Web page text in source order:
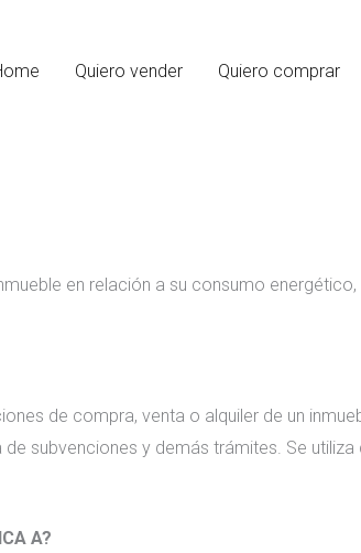
Quiero vender Quiero comprar
en relación a su consumo
de compra, venta o alquiler de un
subvenciones y demás trámites. Se
A?